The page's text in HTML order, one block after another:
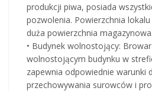
produkcji piwa, posiada
pozwolenia. Powierzchnia
duża powierzchnia magazynowa.
• Budynek wolnostojący:
wolnostojącym budynku w
zapewnia odpowiednie warunki
przechowywania surowców i